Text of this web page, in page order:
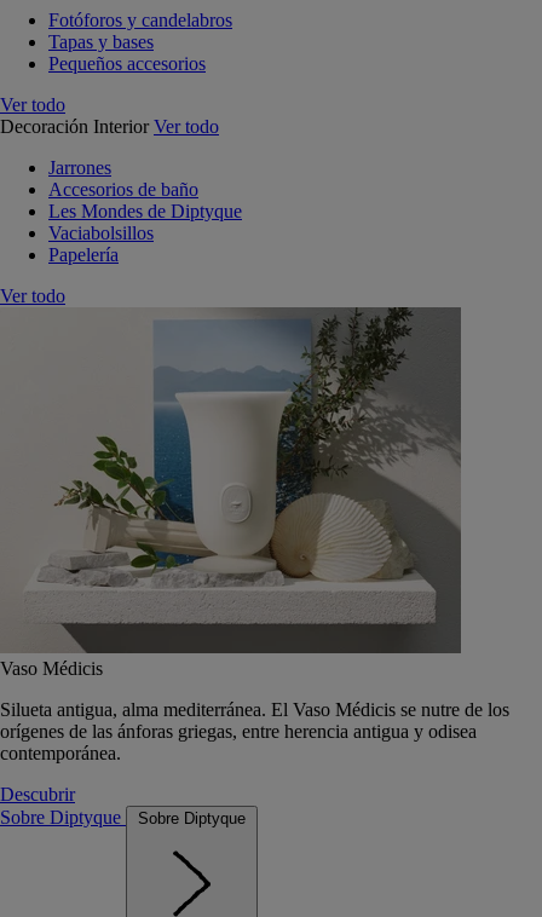
Fotóforos y candelabros
Tapas y bases
Pequeños accesorios
Ver todo
Decoración Interior Ver todo
Jarrones
Accesorios de baño
Les Mondes de Diptyque
Vaciabolsillos
Papelería
Ver todo
Vaso Médicis
Silueta antigua, alma mediterránea. El Vaso Médicis se nutre de los
orígenes de las ánforas griegas, entre herencia antigua y odisea
contemporánea.
Descubrir
Sobre Diptyque
Sobre Diptyque